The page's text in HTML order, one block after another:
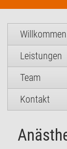
Willkommen
Leistungen
Team
Kontakt